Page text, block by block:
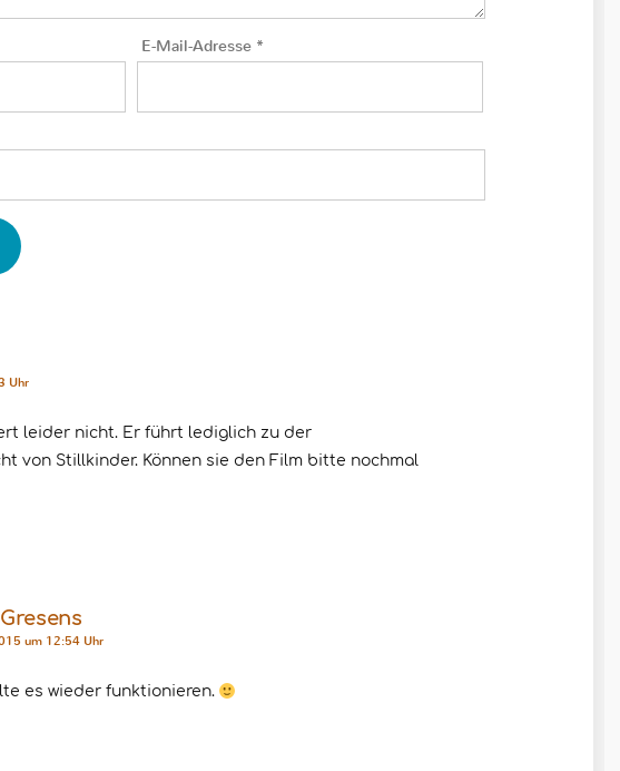
E-Mail-Adresse *
Uhr
leider nicht. Er führt lediglich zu der
von Stillkinder. Können sie den Film bitte nochmal
um 12:54 Uhr
es wieder funktionieren.